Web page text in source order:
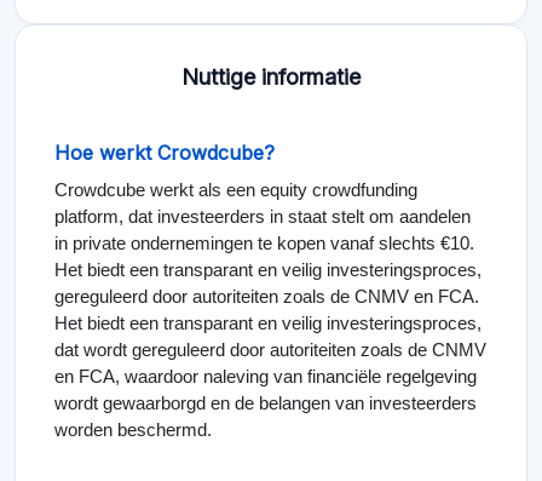
Nuttige informatie
Hoe werkt Crowdcube?
Crowdcube werkt als een equity crowdfunding
platform, dat investeerders in staat stelt om aandelen
in private ondernemingen te kopen vanaf slechts €10.
Het biedt een transparant en veilig investeringsproces,
gereguleerd door autoriteiten zoals de CNMV en FCA.
Het biedt een transparant en veilig investeringsproces,
dat wordt gereguleerd door autoriteiten zoals de CNMV
en FCA, waardoor naleving van financiële regelgeving
wordt gewaarborgd en de belangen van investeerders
worden beschermd.